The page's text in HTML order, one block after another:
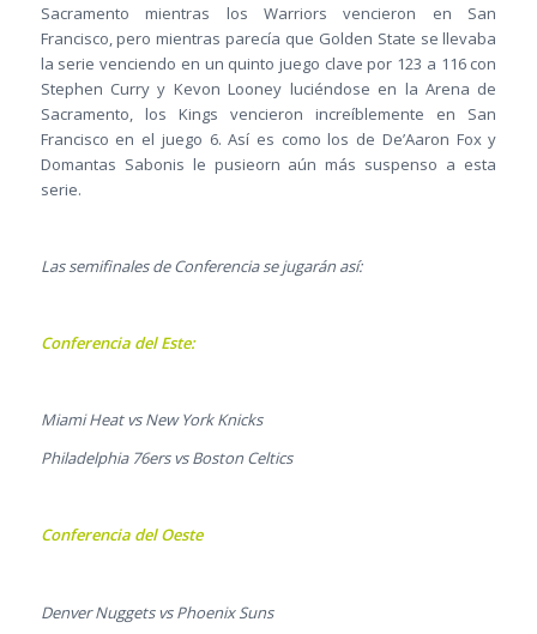
Sacramento mientras los Warriors vencieron en San
Francisco, pero mientras parecía que Golden State se llevaba
la serie venciendo en un quinto juego clave por 123 a 116 con
Stephen Curry y Kevon Looney luciéndose en la Arena de
Sacramento, los Kings vencieron increíblemente en San
Francisco en el juego 6. Así es como los de De’Aaron Fox y
Domantas Sabonis le pusieorn aún más suspenso a esta
serie.
Las semifinales de Conferencia se jugarán así:
Conferencia del Este:
Miami Heat vs New York Knicks
Philadelphia 76ers vs Boston Celtics
Conferencia del Oeste
Denver Nuggets vs Phoenix Suns